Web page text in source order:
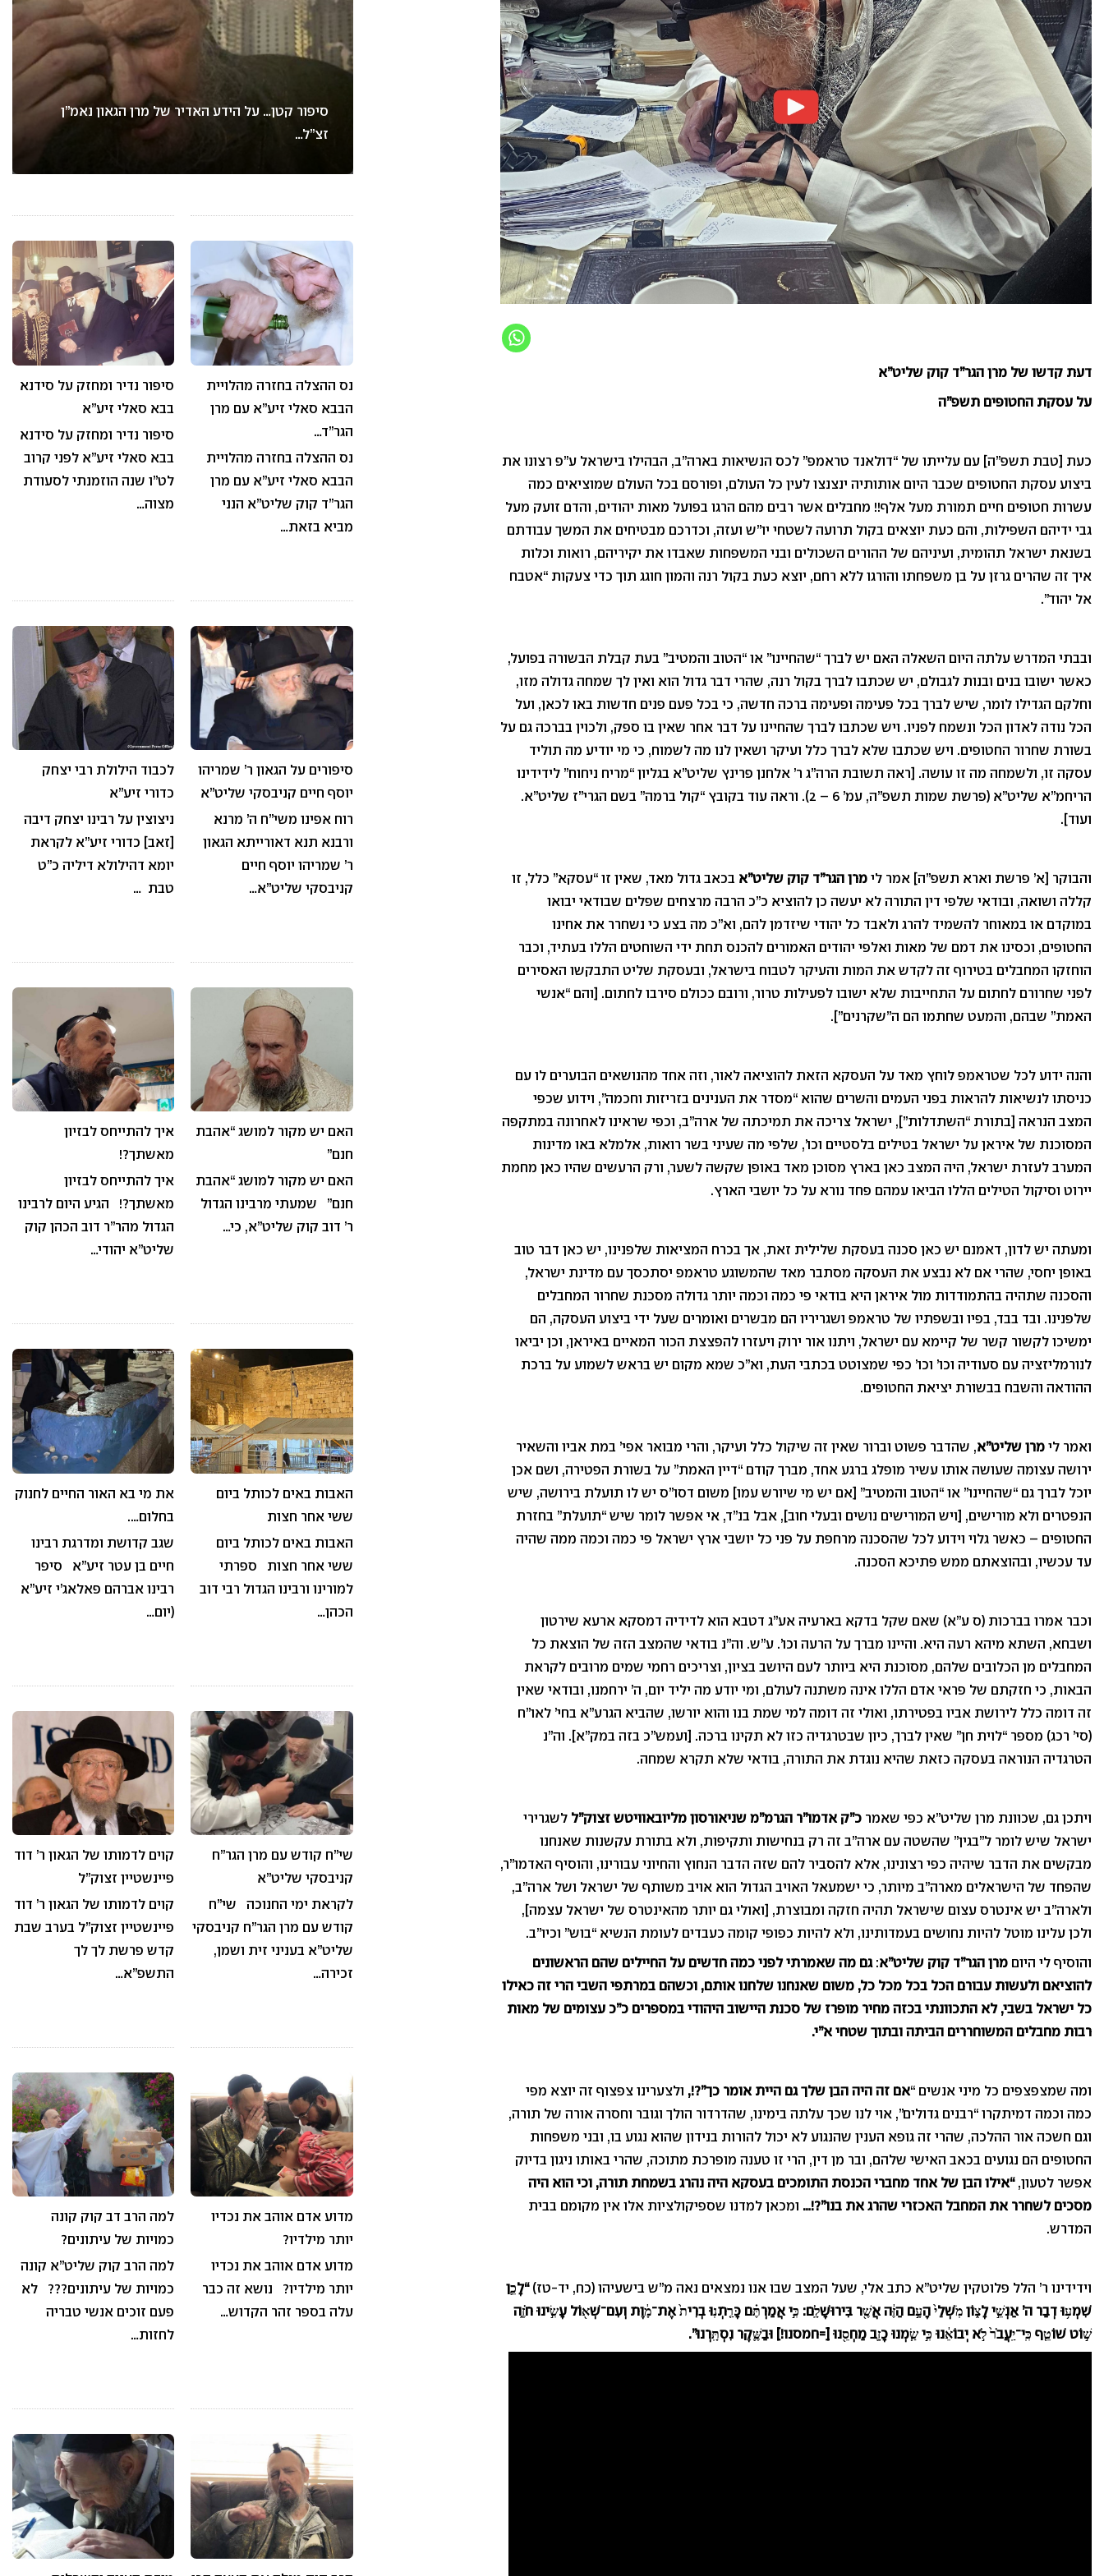
דעת קדשו של מרן הגר”ד קוק שליט”א
על עסקת החטופים תשפ”ה
כעת [טבת תשפ”ה] עם עלייתו של “דולאנד טראמפ” לכס הנשיאות בארה”ב, הבהילו בישראל ע”פ רצונו את
ביצוע עסקת החטופים שכבר היום אותותיה ינצנצו לעין כל העולם, ופורסם בכל העולם שמוציאים כמה
עשרות חטופים חיים תמורת מעל אלף!! מחבלים אשר רבים מהם הרגו בפועל מאות יהודים, והדם זועק מעל
גבי ידיהם השפילות, והם כעת יוצאים בקול תרועה לשטחי יו”ש ועזה, וכדרכם מבטיחים את המשך עבודתם
בשנאת ישראל תהומית, ועיניהם של ההורים השכולים ובני המשפחות שאבדו את יקיריהם, רואות וכלות
איך זה שהרים גרזן על בן משפחתו והורגו ללא רחם, יוצא כעת בקול רנה והמון חוגג תוך כדי צעקות “אטבח
אל יהוד”.
ובבתי המדרש עלתה היום השאלה האם יש לברך “שהחיינו” או “הטוב והמטיב” בעת קבלת הבשורה בפועל,
כאשר ישובו בנים ובנות לגבולם, יש שכתבו לברך בקול רנה, שהרי דבר גדול הוא ואין לך שמחה גדולה מזו,
וחלקם הגדילו לומר, שיש לברך בכל פעימה ופעימה ברכה חדשה, כי בכל פעם פנים חדשות באו לכאן, ועל
הכל נודה לאדון הכל ונשמח לפניו. ויש שכתבו לברך שהחיינו על דבר אחר שאין בו ספק, ולכוין בברכה גם על
בשורת שחרור החטופים. ויש שכתבו שלא לברך כלל ועיקר ושאין לנו מה לשמוח, כי מי יודיע מה תוליד
עסקה זו, ולשמחה מה זו עושה. [ראה תשובת הרה”ג ר’ אלחנן פרינץ שליט”א בגליון “מריח ניחוח” לידידינו
הריחמ”א שליט”א (פרשת שמות תשפ”ה, עמ’ 6 – 2). וראה עוד בקובץ “קול ברמה” בשם הגרי”ז שליט”א.
ועוד].
והבוקר [א’ פרשת וארא תשפ”ה] אמר לי מרן הגר”ד קוק שליט”א בכאב גדול מאד, שאין זו “עסקא” כלל, זו
קללה ושואה, ובודאי שלפי דין התורה לא יעשה כן להוציא כ”כ הרבה מרצחים שפלים שבודאי יבואו
במוקדם או במאוחר להשמיד להרג ולאבד כל יהודי שיזדמן להם, וא”כ מה בצע כי נשחרר את אחינו
החטופים, וכסינו את דמם של מאות ואלפי יהודים האמורים להכנס תחת ידי השוחטים הללו בעתיד, וכבר
הוחזקו המחבלים בטירוף זה לקדש את המות והעיקר לטבוח בישראל, ובעסקת שליט התבקשו האסירים
לפני שחרורם לחתום על התחייבות שלא ישובו לפעילות טרור, ורובם ככולם סירבו לחתום. [והם “אנשי
האמת” שבהם, והמעט שחתמו הם ה”שקרנים”].
והנה ידוע לכל שטראמפ לוחץ מאד על העסקא הזאת להוציאה לאור, וזה אחד מהנושאים הבוערים לו עם
כניסתו לנשיאות להראות בפני העמים והשרים שהוא “מסדר את הענינים בזריזות וחכמה”, וידוע שכפי
המצב הנראה [בתורת “השתדלות”], ישראל צריכה את תמיכתה של ארה”ב, וכפי שראינו לאחרונה במתקפה
המסוכנת של איראן על ישראל בטילים בלסטיים וכו’, שלפי מה שעיני בשר רואות, אלמלא באו מדינות
המערב לעזרת ישראל, היה המצב כאן בארץ מסוכן מאד באופן שקשה לשער, ורק הרעשים שהיו כאן מחמת
יירוט וסיקול הטילים הללו הביאו עמהם פחד נורא על כל יושבי הארץ.
ומעתה יש לדון, דאמנם יש כאן סכנה בעסקת שלילית זאת, אך בכרח המציאות שלפנינו, יש כאן דבר טוב
באופן יחסי, שהרי אם לא נבצע את העסקה מסתבר מאד שהמשוגע טראמפ יסתכסך עם מדינת ישראל,
והסכנה שתהיה בהתמודדות מול איראן היא בודאי פי כמה וכמה יותר גדולה מסכנת שחרור המחבלים
שלפנינו. ובד בבד, בפיו ובשפתיו של טראמפ ושגריריו הם מבשרים ואומרים שעל ידי ביצוע העסקה, הם
ימשיכו לקשור קשר של קיימא עם ישראל, ויתנו אור ירוק ויעזרו להפצצת הכור המאיים באיראן, וכן יביאו
לנורמליזציה עם סעודיה וכו’ וכו’ כפי שמצוטט בכתבי העת, וא”כ שמא מקום יש בראש לשמוע על ברכת
ההודאה והשבח בבשורת יציאת החטופים.
ואמר לי מרן שליט”א, שהדבר פשוט וברור שאין זה שיקול כלל ועיקר, והרי מבואר אפי’ במת אביו והשאיר
ירושה עצומה שעושה אותו עשיר מופלג ברגע אחד, מברך קודם “דיין האמת” על בשורת הפטירה, ושם אכן
יוכל לברך גם “שהחיינו” או “הטוב והמטיב” [אם יש מי שיורש עמו] משום דסו”ס יש לו תועלת בירושה, שיש
הנפטרים ולא מורישים, [ויש המורישים נושים ובעלי חוב], אבל בנ”ד, אי אפשר לומר שיש “תועלת” בחזרת
החטופים – כאשר גלוי וידוע לכל שהסכנה מרחפת על פני כל יושבי ארץ ישראל פי כמה וכמה ממה שהיה
עד עכשיו, ובהוצאתם ממש פתיכא הסכנה.
וכבר אמרו בברכות (ס ע”א) שאם שקל בדקא בארעיה אע”ג דטבא הוא לדידיה דמסקא ארעא שירטון
ושבחא, השתא מיהא רעה היא. והיינו מברך על הרעה וכו’. ע”ש. וה”נ בודאי שהמצב הזה של הוצאת כל
המחבלים מן הכלובים שלהם, מסוכנת היא ביותר לעם היושב בציון, וצריכים רחמי שמים מרובים לקראת
הבאות, כי חזקתם של פראי אדם הללו אינה משתנה לעולם, ומי יודע מה יליד יום, ה’ ירחמנו, ובודאי שאין
זה דומה כלל לירושת אביו בפטירתו, ואולי זה דומה למי שמת בנו והוא יורשו, שהביא הגרע”א בחי’ לאו”ח
(סי’ רכג) מספר “לוית חן” שאין לברך, כיון שבטרגדיה כזו לא תקינו ברכה. [ועמש”כ בזה במק”א]. וה”נ
הטרגדיה הנוראה בעסקה כזאת שהיא נוגדת את התורה, בודאי שלא תקרא שמחה.
ויתכן גם, שכוונת מרן שליט”א כפי שאמר כ”ק אדמו”ר הגרמ”מ שניאורסון מליובאוויטש זצוק”ל לשגרירי
ישראל שיש לומר ל”בגין” שהשטה עם ארה”ב זה רק בנחישות ותקיפות, ולא בתורת עקשנות שאנחנו
מבקשים את הדבר שיהיה כפי רצונינו, אלא להסביר להם שזה הדבר הנחוץ והחיוני עבורינו, והוסיף האדמו”ר,
שהפחד של הישראלים מארה”ב מיותר, כי ישמעאל האויב הגדול הוא אויב משותף של ישראל ושל ארה”ב,
ולארה”ב יש אינטרס עצום שישראל תהיה חזקה ומבוצרת, [ואולי גם יותר מהאינטרס של ישראל עצמה],
ולכן עלינו מוטל להיות נחושים בעמדותינו, ולא להיות כפופי קומה כעבדים לעומת הנשיא “בוש” וכיו”ב.
והוסיף לי היום מרן הגר”ד קוק שליט”א: גם מה שאמרתי לפני כמה חדשים על החיילים שהם הראשונים
להוציאם ולעשות עבורם הכל בכל מכל כל, משום שאנחנו שלחנו אותם, וכשהם במרתפי השבי הרי זה כאילו
כל ישראל בשבי, לא התכוונתי בכזה מחיר מופרז של סכנת היישוב היהודי במספרים כ”כ עצומים של מאות
רבות מחבלים המשוחררים הביתה ובתוך שטחי א”י.
ומה שמצפצפים כל מיני אנשים “אם זה היה הבן שלך גם היית אומר כך”?!, ולצערינו צפצוף זה יוצא מפי
כמה וכמה דמיתקרו “רבנים גדולים”, אוי לנו שכך עלתה בימינו, שהדרדור הולך וגובר וחסרה אורה של תורה,
וגם חשכה אור ההלכה, שהרי זה גופא הענין שהנגוע לא יכול להורות בנידון שהוא נגוע בו, ובני משפחות
החטופים הם נגועים בכאב האישי שלהם, ובר מן דין, הרי זו טענה מופרכת מתוכה, שהרי באותו ניגון בדיוק
אפשר לטעון, “אילו הבן של אחד מחברי הכנסת התומכים בעסקא היה נהרג בשמחת תורה, וכי הוא היה
מסכים לשחרר את המחבל האכזרי שהרג את בנו”?!… ומכאן למדנו שספיקולציות אלו אין מקומם בבית
המדרש.
וידידינו ר’ הלל פלוטקין שליט”א כתב אלי, שעל המצב שבו אנו נמצאים נאה מ”ש בישעיהו (כח, יד-טז)“לָכֵן
שִׁמְעוּ דְבַר ה’ אַנְשֵׁי לָצוֹן מֹֽשְׁלֵיהָעָם הַזֶּה אֲשֶׁר בִּירוּשָׁלִָֽם: כִּי אֲמַרְתֶּם כָּרַתְנֽוּ בְרִיתאֶת־מָוֶת וְעִם־שְׁאוֹל עָשִׂינוּ חֹזֶה
שׁוֹט שׁוֹטֵף כִּֽי־יַֽעֲבֹרלֹא יְבוֹאֵנוּ כִּי שַׂמְנוּ כָזָב מַחְסֵנוּ [=חמסנו!] וּבַשֶּׁקֶר נִסְתָּֽרְנוּ”.
סיפור קטן… על הידע האדיר של מרן הגאון נאמ”ן
זצ”ל…
נס ההצלה בחזרה מהלויית
הבבא סאלי זיע”א עם מרן
הגר”ד…
נס ההצלה בחזרה מהלויית
הבבא סאלי זיע”א עם מרן
הגר”ד קוק שליט”א הנני
מביא בזאת…
סיפור נדיר ומחזק על סידנא
בבא סאלי זיע”א
סיפור נדיר ומחזק על סידנא
בבא סאלי זיע”א לפני קרוב
לט”ו שנה הוזמנתי לסעודת
מצוה…
סיפורים על הגאון ר’ שמריהו
יוסף חיים קניבסקי שליט”א
רוח אפינו משי”ח ה’ מרנא
ורבנא תנא דאורייתא הגאון
ר’ שמריהו יוסף חיים
קניבסקי שליט”א…
לכבוד הילולת רבי יצחק
כדורי זיע”א
ניצוצין על רבינו יצחק דיבה
[זאב] כדורי זיע”א לקראת
יומא דהילולא דיליה כ”ט
טבת …
האם יש מקור למושג “אהבת
חנם”
האם יש מקור למושג “אהבת
חנם” שמעתי מרבינו הגדול
ר’ דוב קוק שליט”א, כי…
איך להתייחס לבזיון
מאשתך?!
איך להתייחס לבזיון
מאשתך?! הגיע היום לרבינו
הגדול מהר”ר דוב הכהן קוק
שליט”א יהודי…
האבות באים לכותל ביום
ששי אחר חצות
האבות באים לכותל ביום
ששי אחר חצות ספרתי
למורינו ורבינו הגדול רבי דוב
הכהן…
את מי בא האור החיים לחנוק
בחלום….
שגב קדושת ומדרגת רבינו
חיים בן עטר זיע”א סיפר
רבינו אברהם פאלאג’י זיע”א
(יום…
שי”ח קודש עם מרן הגר”ח
קניבסקי שליט”א
לקראת ימי החנוכה שי”ח
קודש עם מרן הגר”ח קניבסקי
שליט”א בעניני זית ושמן,
זכירה…
קוים לדמותו של הגאון ר’ דוד
פיינשטיין זצוק”ל
קוים לדמותו של הגאון ר’ דוד
פיינשטיין זצוק”ל בערב שבת
קדש פרשת לך לך
התשפ”א…
מדוע אדם אוהב את נכדיו
יותר מילדיו?
מדוע אדם אוהב את נכדיו
יותר מילדיו? נושא זה כבר
עלה בספר זהר הקדוש…
למה הרב דב קוק קונה
כמויות של עיתונים?
למה הרב קוק שליט”א קונה
כמויות של עיתונים??? לא
פעם זוכים אנשי טבריה
לחזות…